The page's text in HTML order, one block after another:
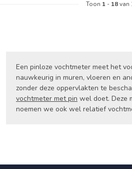
Toon 1 - 18van
Een pinloze vochtmeter meet het
nauwkeurig in muren, vloeren en
zonder deze oppervlakten te
vochtmeter met pin wel doet. Deze
noemen we ook wel relatief